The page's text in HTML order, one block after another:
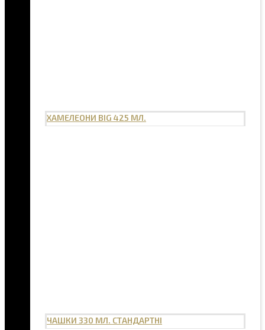
ХАМЕЛЕОНИ BIG 425 МЛ.
ЧАШКИ 330 МЛ. СТАНДАРТНІ